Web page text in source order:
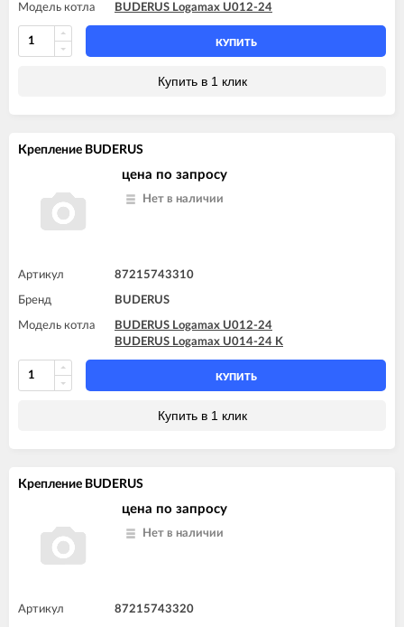
Модель котла BUDERUS Logamax U012-24
КУПИТЬ
Купить в 1 клик
Крепление BUDERUS
цена по запросу
Нет в наличии
Артикул 87215743310
Бренд BUDERUS
Модель котла
BUDERUS Logamax U012-24
BUDERUS Logamax U014-24 K
КУПИТЬ
Купить в 1 клик
Крепление BUDERUS
цена по запросу
Нет в наличии
Артикул 87215743320